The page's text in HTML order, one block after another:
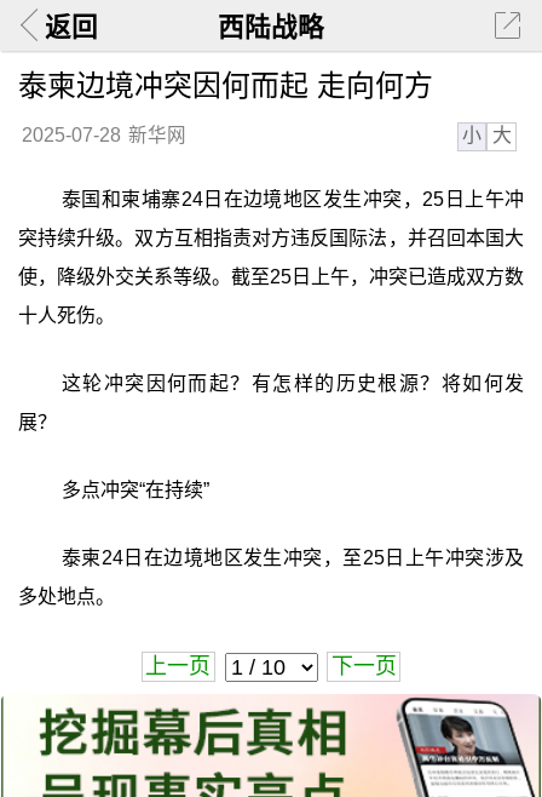
返回 西陆战略
泰柬边境冲突因何而起 走向何方
2025-07-28 新华网 小 大
泰国和柬埔寨24日在边境地区发生冲突，25日上午冲
突持续升级。双方互相指责对方违反国际法，并召回本国大
使，降级外交关系等级。截至25日上午，冲突已造成双方数
十人死伤。
这轮冲突因何而起？有怎样的历史根源？将如何发
展？
多点冲突“在持续”
泰柬24日在边境地区发生冲突，至25日上午冲突涉及
多处地点。
上一页 下一页